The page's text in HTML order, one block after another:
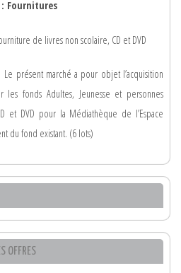
Fournitures
de livres non scolaire, CD et DVD
Le présent marché a pour objet l’acquisition
fonds Adultes, Jeunesse et personnes
et DVD pour la Médiathèque de l’Espace
du fond existant. (6 lots)
OFFRES